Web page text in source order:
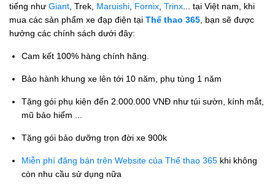
tiếng như Giant , Trek, Maruishi Fornix Trinx ... tại Việt nam, khi
mua các sản phẩm xe đạp điện tại Thể thao 365 , bạn sẽ được
hưởng các chính sách dưới đây:
Cam kết 100% hàng chính hãng.
Bảo hành khung xe lên tới 10 năm, phụ tùng 1 năm
Tặng gói phụ kiện đến 2.000.000 VNĐ như túi sườn, kính mắt,
mũ bảo hiểm ...
Tặng gói bảo dưỡng trọn đời xe 900k
Miễn phí đăng bán trên Website của Thể thao 365 khi không
còn nhu cầu sử dụng nữa